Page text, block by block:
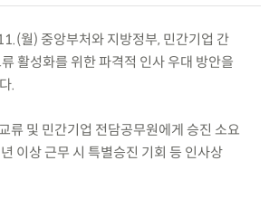
월) 중앙부처와 지방정부, 민간기업 간
활성화를 위한 파격적 인사 우대 방안을
.
류 및 민간기업 전담공무원에게 승진 소요
이상 근무 시 특별승진 기회 등 인사상